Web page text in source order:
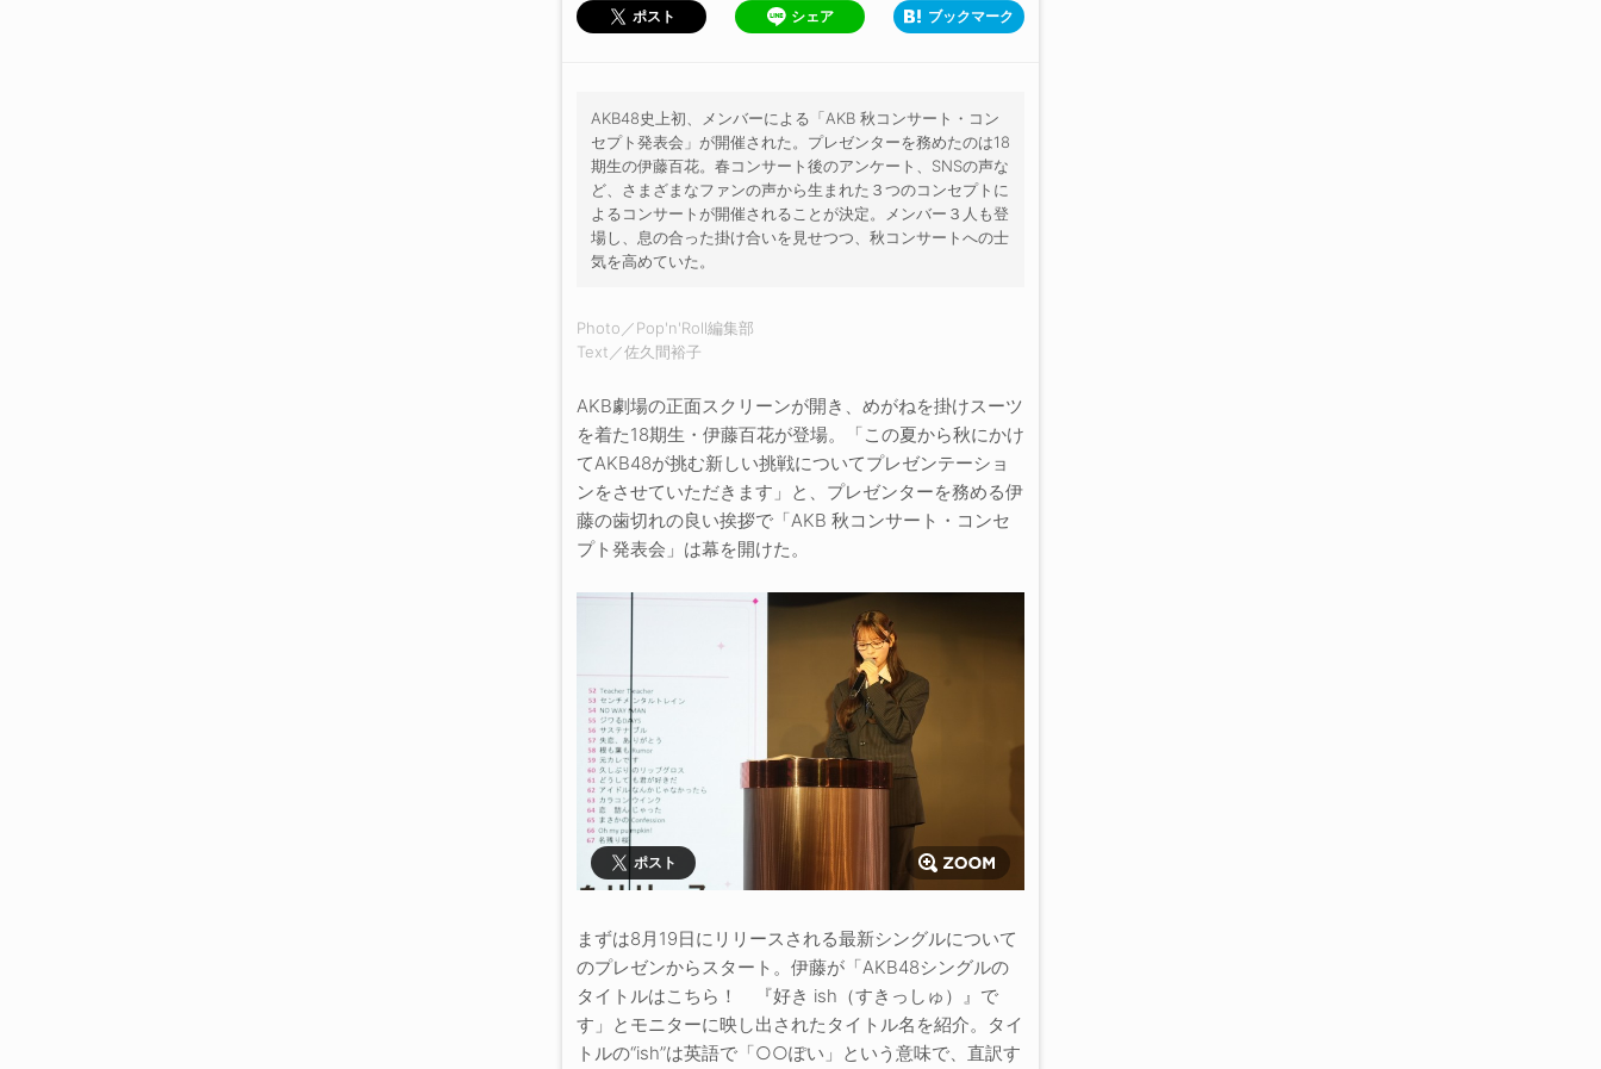
ポスト シェア ブックマーク
AKB48史上初、メンバーによる「AKB 秋コンサート・コン
セプト発表会」が開催された。プレゼンターを務めたのは18
期生の伊藤百花。春コンサート後のアンケート、SNSの声な
ど、さまざまなファンの声から生まれた３つのコンセプトに
よるコンサートが開催されることが決定。メンバー３人も登
場し、息の合った掛け合いを見せつつ、秋コンサートへの士
気を高めていた。
Photo／Pop'n'Roll編集部
Text／佐久間裕子
AKB劇場の正面スクリーンが開き、めがねを掛けスーツ
を着た18期生・伊藤百花が登場。「この夏から秋にかけ
てAKB48が挑む新しい挑戦についてプレゼンテーショ
ンをさせていただきます」と、プレゼンターを務める伊
藤の歯切れの良い挨拶で「AKB 秋コンサート・コンセ
プト発表会」は幕を開けた。
ポスト
まずは8月19日にリリースされる最新シングルについて
のプレゼンからスタート。伊藤が「AKB48シングルの
タイトルはこちら！ 『好き ish（すきっしゅ）』で
す」とモニターに映し出されたタイトル名を紹介。タイ
トルの“ish”は英語で「○○ぽい」という意味で、直訳す